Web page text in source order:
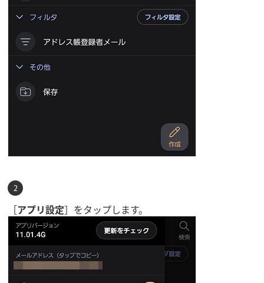
［アプリ設定］をタップします。